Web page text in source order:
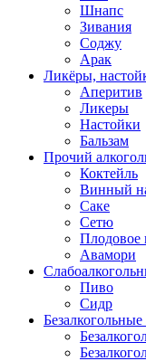
Шнапс
Зивания
Соджу
Арак
Ликёры,
Аперитив
Ликеры
Настойки
Бальзам
Прочий
Коктейль
Винный
Саке
Сетю
Плодовое
Авамори
Пиво
Сидр